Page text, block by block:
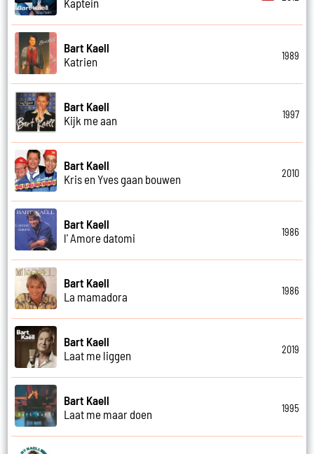
Bart Kaell
Katrien
1989
Bart Kaell
Kijk me aan
1997
Bart Kaell
Kris en Yves gaan bouwen
2010
Bart Kaell
l' Amore datomi
1986
Bart Kaell
La mamadora
1986
Bart Kaell
Laat me liggen
2019
Bart Kaell
Laat me maar doen
1995